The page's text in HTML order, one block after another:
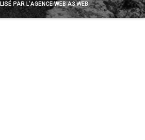
PAR L’AGENCE WEB A3 WEB